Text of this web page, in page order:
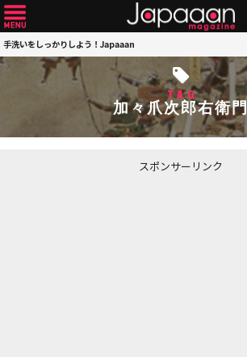
手洗いをしっかりしよう！Japaaan
TAG
加々爪次郎右衛門
スポンサーリンク